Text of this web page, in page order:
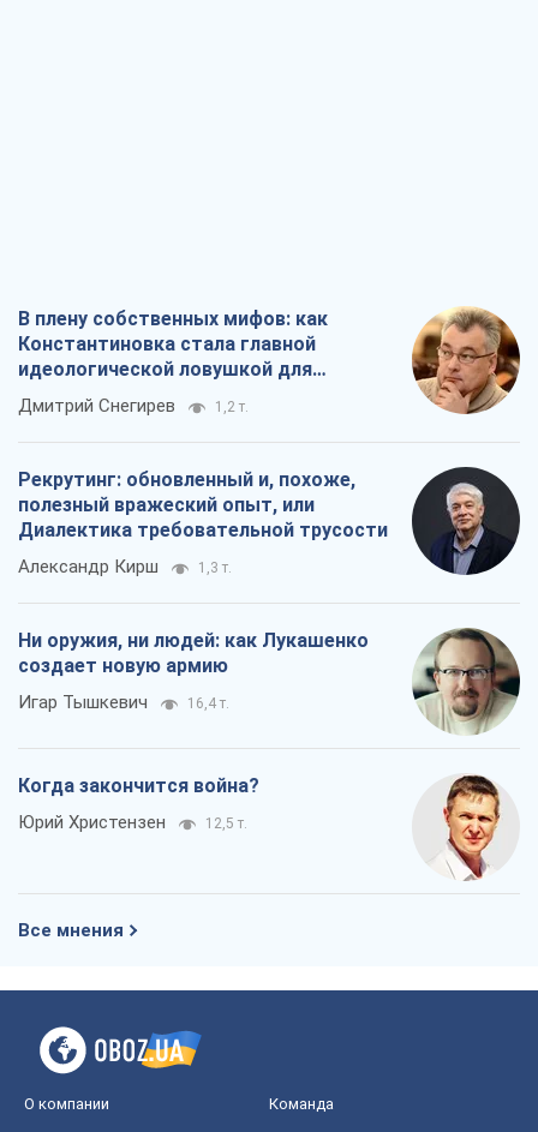
В плену собственных мифов: как
Константиновка стала главной
идеологической ловушкой для
российских оккупантов
Дмитрий Снегирев 1,2 т.
Рекрутинг: обновленный и, похоже,
полезный вражеский опыт, или
Диалектика требовательной трусости
Александр Кирш 1,3 т.
Ни оружия, ни людей: как Лукашенко
создает новую армию
Игар Тышкевич 16,4 т.
Когда закончится война?
Юрий Христензен 12,5 т.
Все мнения
О компании Команда